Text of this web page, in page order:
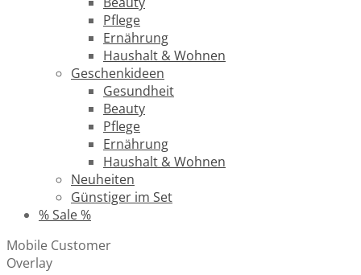
Pflege
Ernährung
Haushalt & Wohnen
Geschenkideen
Gesundheit
Beauty
Pflege
Ernährung
Haushalt & Wohnen
Neuheiten
Günstiger im Set
% Sale %
Mobile Customer
Overlay